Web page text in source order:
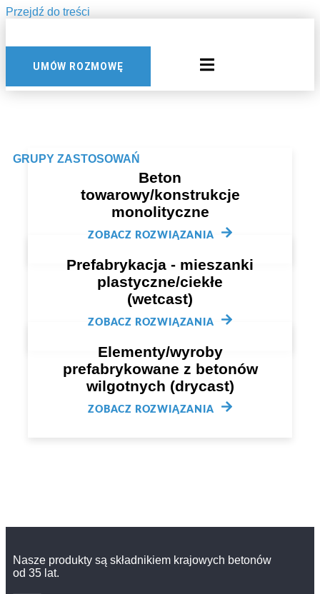
Przejdź do treści
UMÓW ROZMOWĘ
GRUPY ZASTOSOWAŃ
Beton
towarowy/konstrukcje
monolityczne
ZOBACZ ROZWIĄZANIA
Prefabrykacja - mieszanki
plastyczne/ciekłe
(wetcast)
ZOBACZ ROZWIĄZANIA
Elementy/wyroby
prefabrykowane z betonów
wilgotnych (drycast)
ZOBACZ ROZWIĄZANIA
Nasze produkty są składnikiem krajowych betonów
od 35 lat.